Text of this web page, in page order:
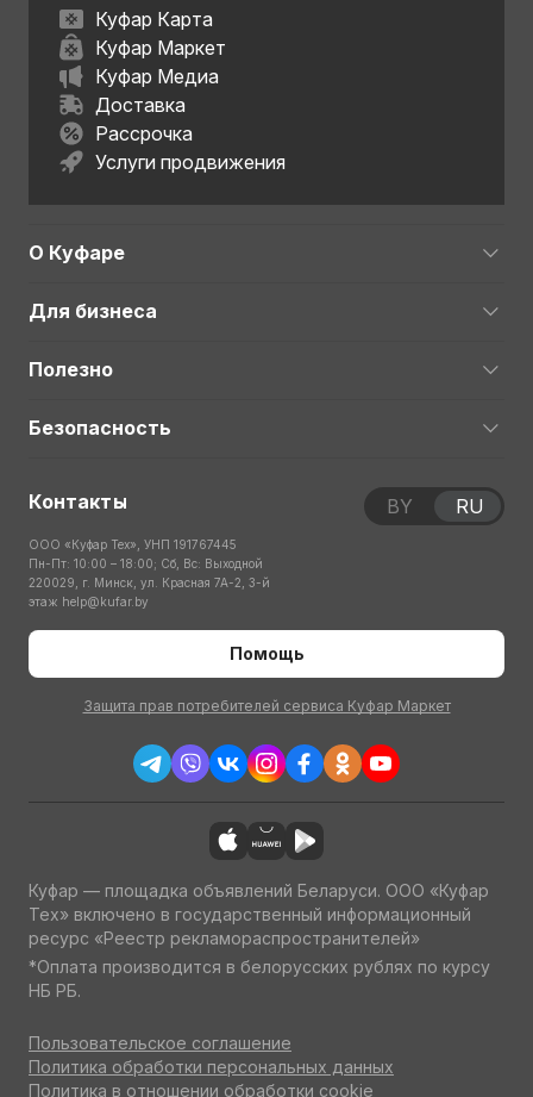
Куфар Карта
Куфар Маркет
Куфар Медиа
Доставка
Рассрочка
Услуги продвижения
О Куфаре
Для бизнеса
Полезно
Безопасность
Контакты
ООО «Куфар Тех», УНП 191767445
Пн-Пт: 10:00 – 18:00; Сб, Вс: Выходной
220029, г. Минск, ул. Красная 7А-2, 3-й
этаж help@kufar.by
Помощь
Защита прав потребителей сервиса Куфар Маркет
BY RU
Куфар — площадка объявлений Беларуси. ООО «Куфар
Тех» включено в государственный информационный
ресурс «Реестр рекламораспространителей»
*Оплата производится в белорусских рублях по курсу
НБ РБ.
Пользовательское соглашение
Политика обработки персональных данных
Политика в отношении обработки cookie